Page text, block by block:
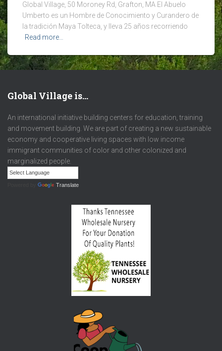
Global Village, 50 Moroney Rd, Grafton, MA El Abuelo
Umberto es un Hombre de Conocimiento y Curandero de
la tradición Maya Tolteca, y lleva 25 años recorriendo
Read more…
Global Village is…
An international initiative building centers for education, training
and movement building. We are part of creating a new sustainable
economy and cooperative living spaces with low income
immigrant communities of color and other colonized and
marginalized people.
Translate